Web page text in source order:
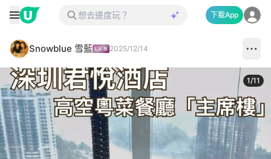
下載App
Snowblue 雪藍 2025/12/14
1/11